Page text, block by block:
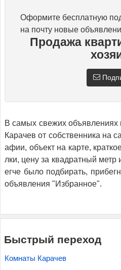
Оформите бесплатную
на почту новые
Продажа
В самых свежих объявлениях
Карачев от собственника на
афии, объект на карте,
лки, цену за квадратный
егче было подбирать,
объявления "Избранное".
Быстрый переход
Комнаты Карачев